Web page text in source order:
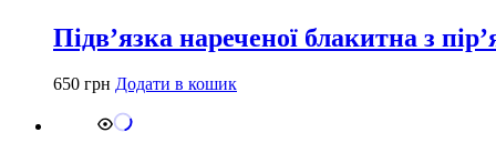
Підвʼязка нареченої блакитна з
650 грн Додати в кошик